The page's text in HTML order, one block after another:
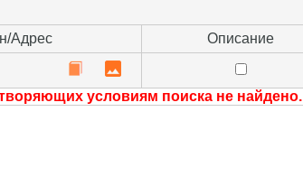
Адрес Описание
условиям поиска не найдено.